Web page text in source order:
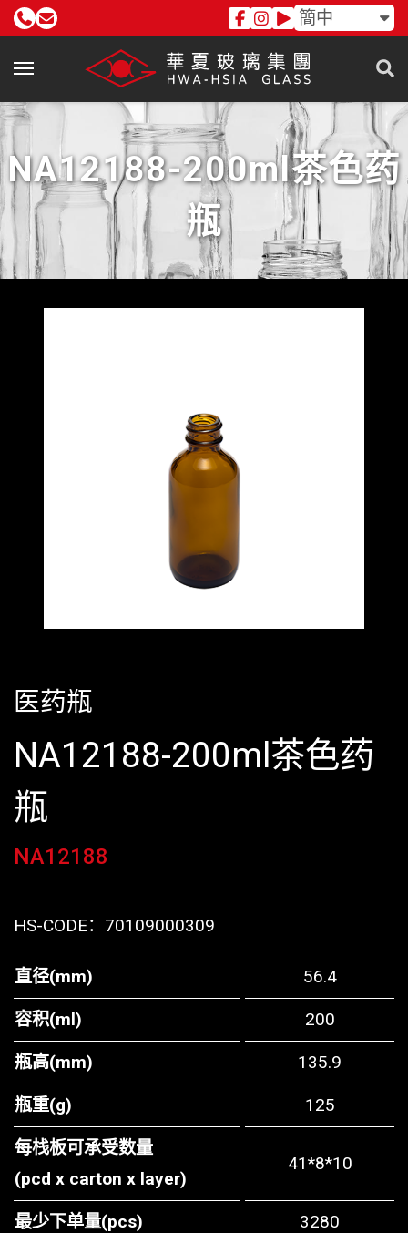
簡中
NA12188-200ml茶色药
瓶
医药瓶
NA12188-200ml茶色药
瓶
NA12188
HS-CODE： 70109000309
直径(mm) 56.4
容积(ml) 200
瓶高(mm) 135.9
瓶重(g) 125
每栈板可承受数量
(pcd x carton x layer)
41*8*10
最少下单量(pcs) 3280